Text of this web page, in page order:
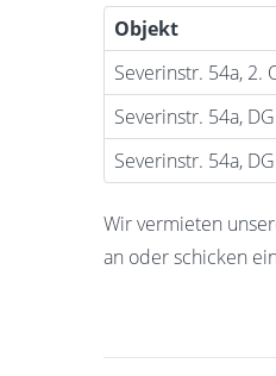
Objekt
Severinstr. 54a, 2.
Severinstr. 54a,
Severinstr. 54a,
Wir vermieten
an oder schicken